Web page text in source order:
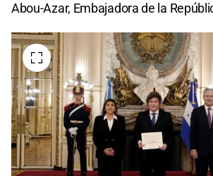
Abou-Azar, Embajadora de la